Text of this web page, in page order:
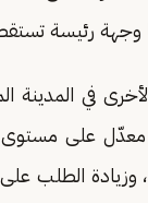
النمو، وزيادة